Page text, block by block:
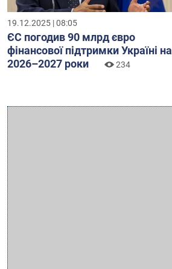
19.12.2025 | 08:05
ЄС погодив 90 млрд євро
фінансової підтримки Україні на
2026–2027 роки
234